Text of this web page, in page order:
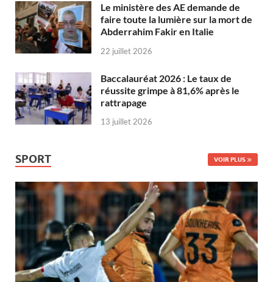
Le ministère des AE demande de
faire toute la lumière sur la mort de
Abderrahim Fakir en Italie
22 juillet 2026
Baccalauréat 2026 : Le taux de
réussite grimpe à 81,6% après le
rattrapage
13 juillet 2026
SPORT VOIR PLUS